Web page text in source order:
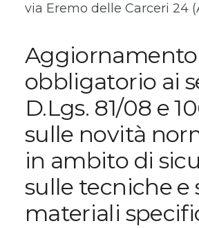
Aggiornamento
obbligatorio ai
D.Lgs. 81/08 e
sulle novità
in ambito di
sulle tecniche e
materiali
via Eremo delle Carceri 24